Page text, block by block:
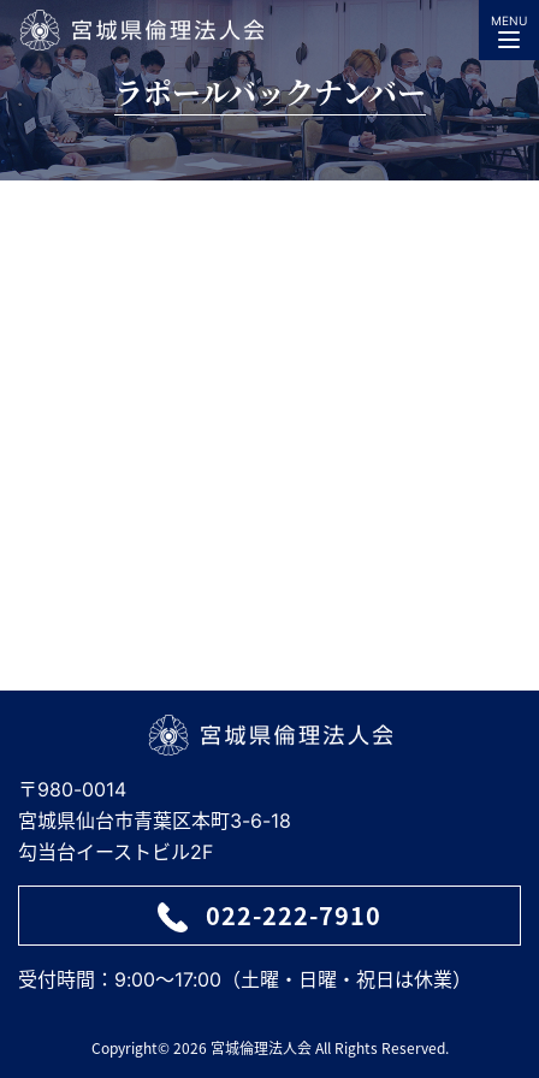
宮城県倫理法人会
MENU
ラポールバックナンバー
〒980-0014
宮城県仙台市青葉区本町3-6-18
勾当台イーストビル2F
022-222-7910
受付時間：9:00～17:00（土曜・日曜・祝日は休業）
Copyright© 2026 宮城倫理法人会 All Rights Reserved.